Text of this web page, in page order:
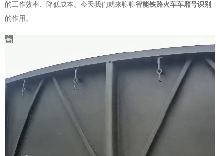
的工作效率、降低成本。今天我们就来聊聊智能铁路火车车厢号识别
的作用。